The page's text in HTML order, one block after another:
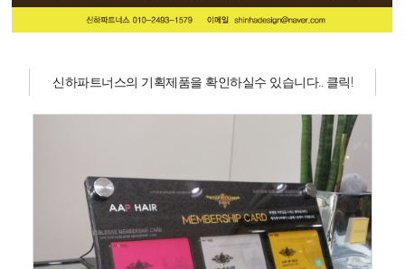
신하파트너스의 기획제품을 확인하실수 있습니다.. 클릭!